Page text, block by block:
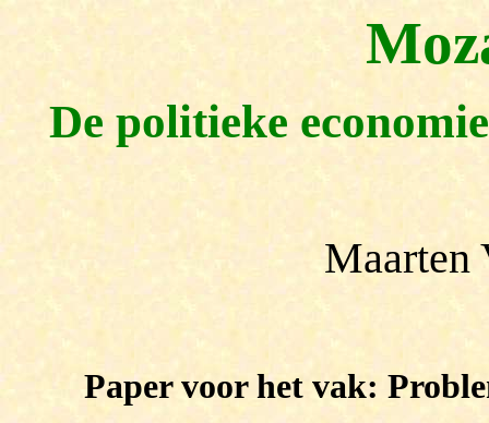
De politieke
Maarten
Paper voor het vak: